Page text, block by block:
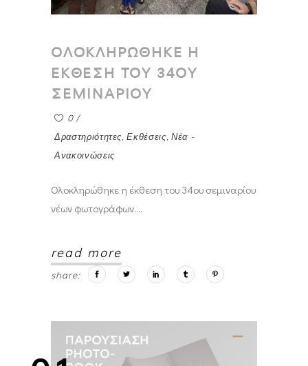
ΟΛΟΚΛΗΡΩΘΗΚΕ Η
ΕΚΘΕΣΗ ΤΟΥ 34ΟΥ
ΣΕΜΙΝΑΡΙΟΥ
0
Δραστηριότητες,Εκθέσεις, Νέα -
Ανακοινώσεις
Ολοκληρώθηκε η έκθεση του 34ου σεμιναρίου
νέων φωτογράφων.
read more
share: